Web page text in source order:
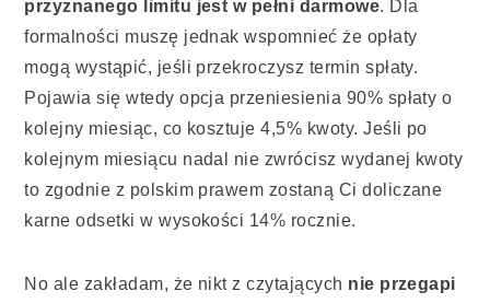
przyznanego limitu jest w pełni darmowe. Dla
formalności muszę jednak wspomnieć że opłaty
mogą wystąpić, jeśli przekroczysz termin spłaty.
Pojawia się wtedy opcja przeniesienia 90% spłaty o
kolejny miesiąc, co kosztuje 4,5% kwoty. Jeśli po
kolejnym miesiącu nadal nie zwrócisz wydanej kwoty
to zgodnie z polskim prawem zostaną Ci doliczane
karne odsetki w wysokości 14% rocznie.
No ale zakładam, że nikt z czytających nie przegapi